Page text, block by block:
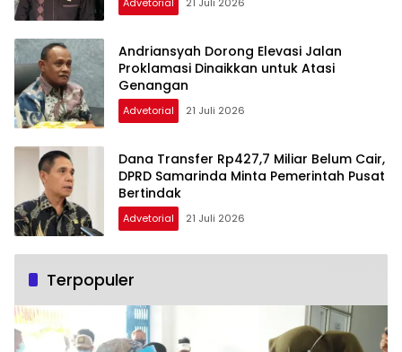
Andriansyah Dorong Elevasi Jalan
Proklamasi Dinaikkan untuk Atasi
Genangan
Advetorial 21 Juli 2026
Dana Transfer Rp427,7 Miliar Belum Cair,
DPRD Samarinda Minta Pemerintah Pusat
Bertindak
Advetorial 21 Juli 2026
Terpopuler